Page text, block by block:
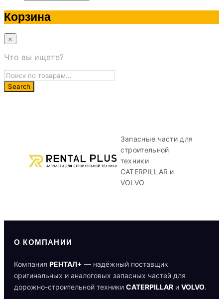
Корзина
×
Что вы ищете?
Запасные части для
строительной
техники
CATERPILLAR и
VOLVO
О КОМПАНИИ
Компания РЕНТАЛ+ — надёжный поставщик
оригинальных и аналоговых запасных частей для
дорожно-строительной техники CATERPILLAR и VOLVO.